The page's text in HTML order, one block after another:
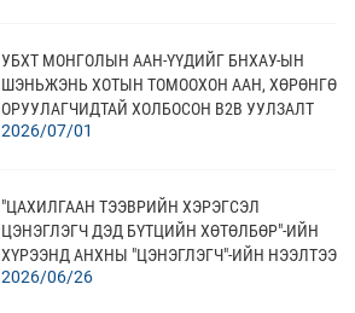
УБХТ МОНГОЛЫН ААН-ҮҮДИЙГ БНХАУ-ЫН
ШЭНЬЖЭНЬ ХОТЫН ТОМООХОН ААН, ХӨРӨНГӨ
ОРУУЛАГЧИДТАЙ ХОЛБОСОН В2В УУЛЗАЛТ
АМЖИЛТТАЙ ЗОХИОН БАЙГУУЛЛАА
2026/07/01
"ЦАХИЛГААН ТЭЭВРИЙН ХЭРЭГСЭЛ
ЦЭНЭГЛЭГЧ ДЭД БҮТЦИЙН ХӨТӨЛБӨР"-ИЙН
ХҮРЭЭНД АНХНЫ "ЦЭНЭГЛЭГЧ"-ИЙН НЭЭЛТЭЭ
ХИЙЛЭЭ
2026/06/26